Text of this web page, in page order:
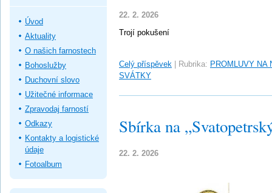
22. 2. 2026
Trojí pokušení
Celý příspěvek Rubrika: PROMLUVY NA
SVÁTKY
Sbírka na
22. 2. 2026
Úvod
Aktuality
O našich farnostech
Bohoslužby
Duchovní slovo
Užitečné informace
Zpravodaj farností
Odkazy
Kontakty a logistické
údaje
Fotoalbum